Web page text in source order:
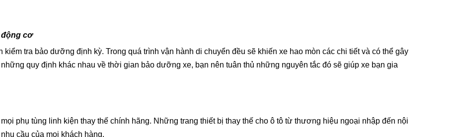
động cơ
tra bảo dưỡng định kỳ. Trong quá trình vận hành di chuyển đều sẽ khiến xe hao mòn các chi tiết và có thể gây
quy định khác nhau về thời gian bảo dưỡng xe, bạn nên tuân thủ những nguyên tắc đó sẽ giúp xe bạn gia
mọi phụ tùng linh kiện thay thế chính hãng. Những trang thiết bị thay thế cho ô tô từ thương hiệu ngoại nhập đến nội
cầu của mọi khách hàng.